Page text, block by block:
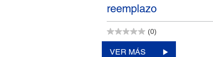
reemplazo
(0)
VER MÁS